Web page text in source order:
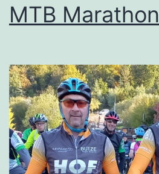
MTB Marathon